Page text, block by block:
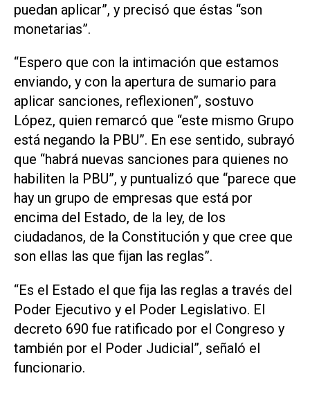
puedan aplicar”, y precisó que éstas “son
monetarias”.
“Espero que con la intimación que estamos
enviando, y con la apertura de sumario para
aplicar sanciones, reflexionen”, sostuvo
López, quien remarcó que “este mismo Grupo
está negando la PBU”. En ese sentido, subrayó
que “habrá nuevas sanciones para quienes no
habiliten la PBU”, y puntualizó que “parece que
hay un grupo de empresas que está por
encima del Estado, de la ley, de los
ciudadanos, de la Constitución y que cree que
son ellas las que fijan las reglas”.
“Es el Estado el que fija las reglas a través del
Poder Ejecutivo y el Poder Legislativo. El
decreto 690 fue ratificado por el Congreso y
también por el Poder Judicial”, señaló el
funcionario.